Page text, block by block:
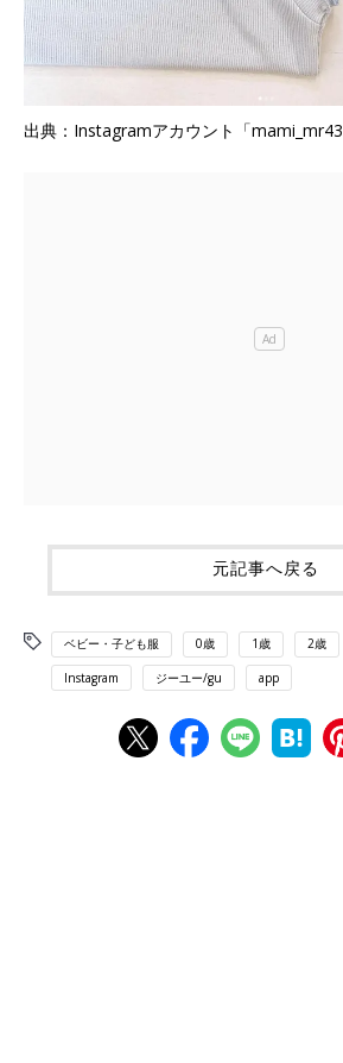
出典：Instagramアカウント「
元記事へ戻る
ベビー・子ども服 0歳 1歳 2歳
Instagram ジーユー/gu app